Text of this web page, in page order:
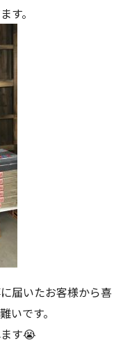
す。
届いたお客様から喜
いです。
す😭